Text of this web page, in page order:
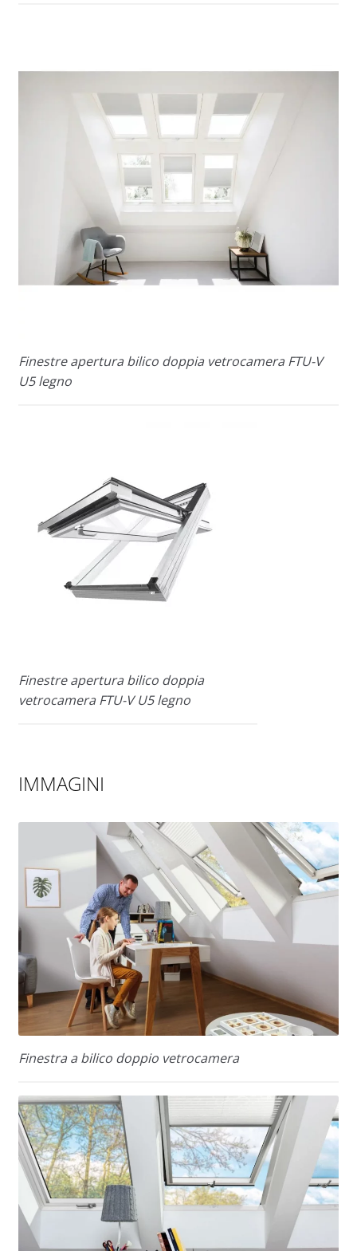
Finestre apertura bilico doppia vetrocamera FTU-V
U5 legno
Finestre apertura bilico doppia
vetrocamera FTU-V U5 legno
IMMAGINI
Finestra a bilico doppio vetrocamera